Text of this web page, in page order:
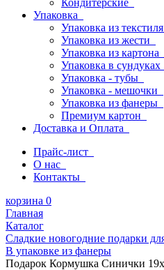
Кондитерские
Упаковка
Упаковка из текстиля
Упаковка из жести
Упаковка из картона
Упаковка в сундуках
Упаковка - тубы
Упаковка - мешочки
Упаковка из фанеры
Премиум картон
Доставка и Оплата
Прайс-лист
О нас
Контакты
корзина 0
Главная
Каталог
Сладкие новогодние подарки
В упаковке из фанеры
Подарок Кормушка Синички